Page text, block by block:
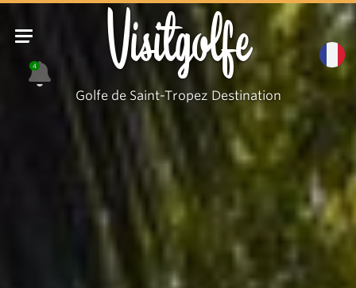
4 Visitgolfe
Golfe de Saint-Tropez Destination